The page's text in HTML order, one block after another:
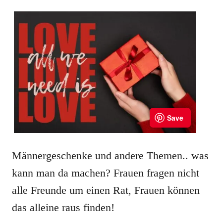
Männergeschenke und andere Themen.. was
kann man da machen? Frauen fragen nicht
alle Freunde um einen Rat, Frauen können
das alleine raus finden!